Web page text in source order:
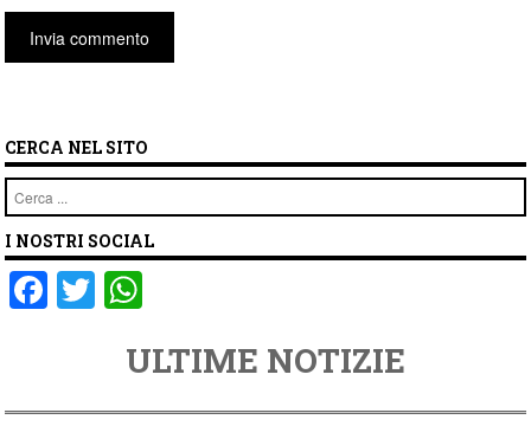
CERCA NEL SITO
Cerca
I NOSTRI SOCIAL
F
e
T
er
at
s
ULTIME NOTIZIE